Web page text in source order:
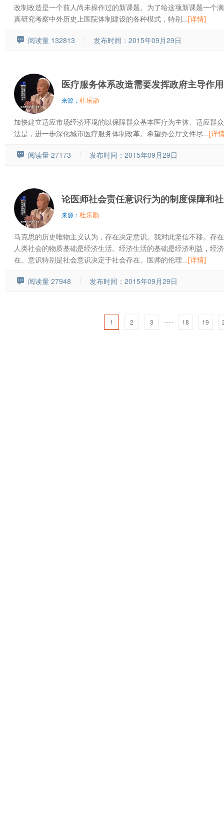
改制改造是一个前人尚未操作过的新课题。为了给这项新课题一个
真研究考察中外历史上医院体制建设的各种模式，特别...[详情]
阅读量 132813 发布时间：2015年09月29日
医疗服务体系改造需要发挥政府主导作用
来源： 杜乐勋
加快建立适应市场经济环境的以保障群众基本医疗为主体、适应群
法是，进一步深化城市医疗服务体制改革。希望办公厅文件尽...[详
阅读量 27173 发布时间：2015年09月29日
论医师社会责任意识行为的制度保障和
来源： 杜乐勋
马克思的历史唯物主义认为，存在决定意识。我对此坚信不移。存
人类社会的物质基础是经济生活。经济生活的基础是经济利益，经
在。意识特别是社会意识决定于社会存在。医师的伦理...[详情]
阅读量 27948 发布时间：2015年09月29日
1 2 3 ...... 18 19